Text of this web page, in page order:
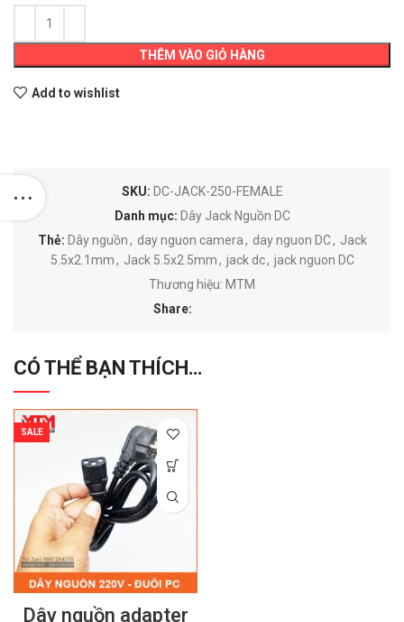
THÊM VÀO GIỎ HÀNG
Add to wishlist
SKU: DC-JACK-250-FEMALE
Danh mục: Dây Jack Nguồn DC
Thẻ: Dây nguồn, day nguon camera, day nguon DC, Jack
5.5x2.1mm, Jack 5.5x2.5mm, jack dc, jack nguon DC
Thương hiệu: MTM
Share:
CÓ THỂ BẠN THÍCH…
SALE
Dây nguồn adapter